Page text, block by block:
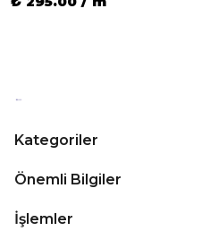
Kategoriler
Önemli Bilgiler
İşlemler